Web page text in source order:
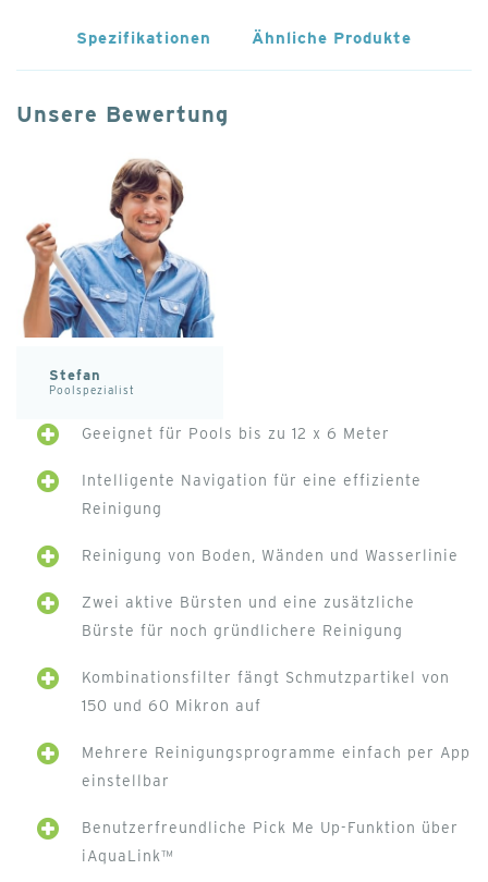
Spezifikationen Ähnliche Produkte
Unsere Bewertung
Stefan
Poolspezialist
Geeignet für Pools bis zu 12 x 6 Meter
Intelligente Navigation für eine effiziente
Reinigung
Reinigung von Boden, Wänden und Wasserlinie
Zwei aktive Bürsten und eine zusätzliche
Bürste für noch gründlichere Reinigung
Kombinationsfilter fängt Schmutzpartikel von
150 und 60 Mikron auf
Mehrere Reinigungsprogramme einfach per App
einstellbar
Benutzerfreundliche Pick Me Up-Funktion über
iAquaLink™